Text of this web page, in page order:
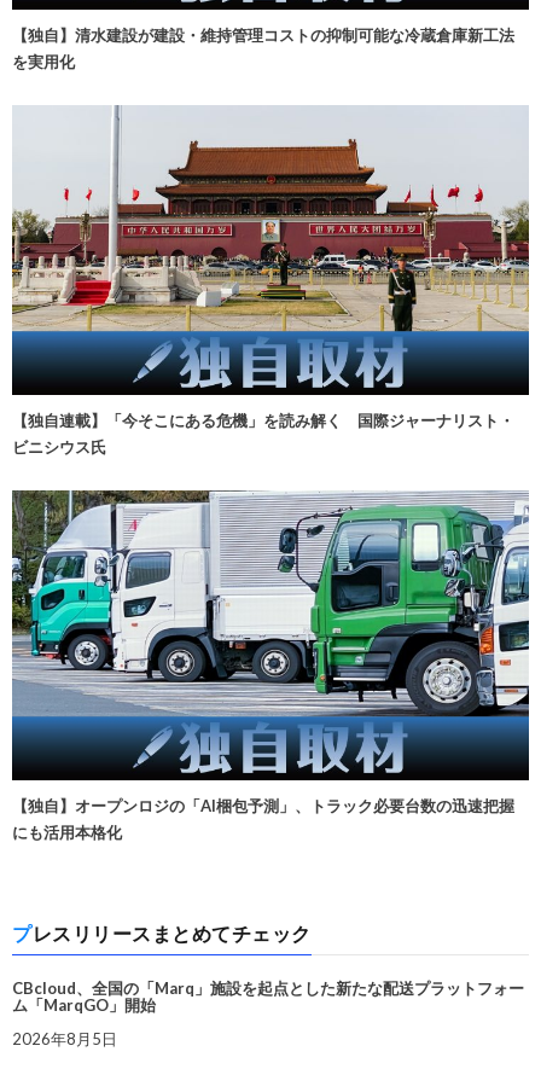
【独自】清水建設が建設・維持管理コストの抑制可能な冷蔵倉庫新工法
を実用化
【独自連載】「今そこにある危機」を読み解く 国際ジャーナリスト・
ビニシウス氏
【独自】オープンロジの「AI梱包予測」、トラック必要台数の迅速把握
にも活用本格化
プレスリリースまとめてチェック
CBcloud、全国の「Marq」施設を起点とした新たな配送プラットフォー
ム「MarqGO」開始
2026年8月5日